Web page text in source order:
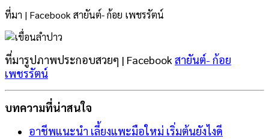
ที่มา | Facebook สายันต์- ก้อย เพชรรัตน์
ที่มารูปภาพประกอบสวยๆ | Facebook สายันต์- ก้อย
เพชรรัตน์
บทความที่น่าสนใจ
อาชีพแนะนำ เลี้ยงแพะมือใหม่ เริ่มต้นยังไงดี